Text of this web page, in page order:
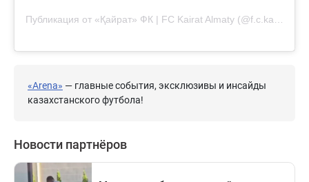
«Arena» — главные события, эксклюзивы и инсайды
казахстанского футбола!